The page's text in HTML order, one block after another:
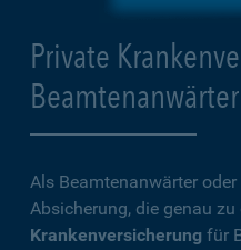
Private
Als Beamtenanwärter
Absicherung, die genau
Krankenversicherung für